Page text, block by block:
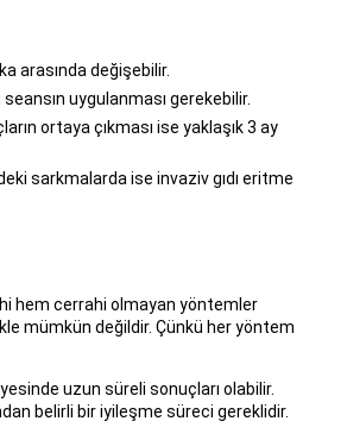
arasında değişebilir.
uygulanması gerekebilir.
ortaya çıkması ise yaklaşık 3 ay
sarkmalarda ise invaziv gıdı eritme
hem cerrahi olmayan yöntemler
mümkün değildir. Çünkü her yöntem
uzun süreli sonuçları olabilir.
belirli bir iyileşme süreci gereklidir.